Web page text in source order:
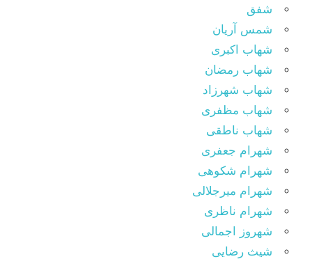
شفق
شمس آریان
شهاب اکبری
شهاب رمضان
شهاب شهرزاد
شهاب مظفری
شهاب ناطقی
شهرام جعفری
شهرام شکوهی
شهرام میرجلالی
شهرام ناظری
شهروز اجمالی
شیث رضایی